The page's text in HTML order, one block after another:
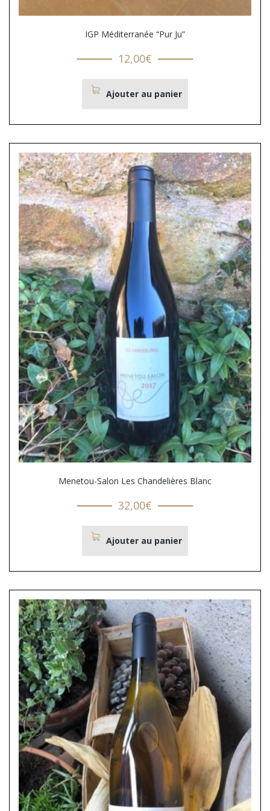
IGP Méditerranée “Pur Ju”
12,00€
Ajouter au panier
Menetou-Salon Les Chandelières Blanc
32,00€
Ajouter au panier